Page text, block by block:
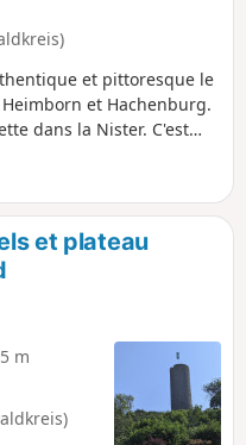
et pittoresque le
et Hachenburg.
dans la Nister. C'est
dans la partie
a formé avec les
rocheuses
Hohe Ley. Depuis le
le monastère de
et abritent un
église gothique de la
et plateau
m